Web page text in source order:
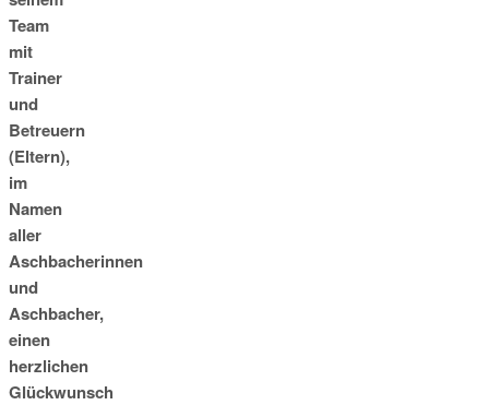
Team
mit
Trainer
und
Betreuern
(Eltern),
im
Namen
aller
Aschbacherinnen
und
Aschbacher,
einen
herzlichen
Glückwunsch